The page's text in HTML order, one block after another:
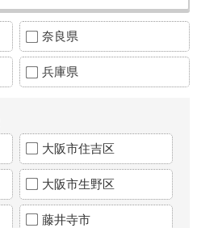
奈良県
兵庫県
大阪市住吉区
大阪市生野区
藤井寺市